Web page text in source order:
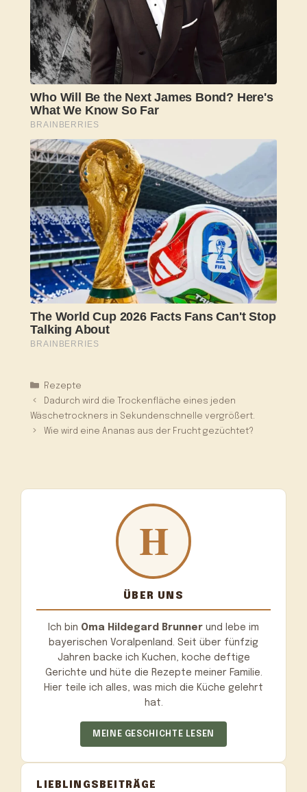
Kategorien
Rezepte
Dadurch wird die Trockenfläche eines jeden
Wäschetrockners in Sekundenschnelle vergrößert.
Wie wird eine Ananas aus der Frucht gezüchtet?
ÜBER UNS
Ich bin Oma Hildegard Brunner und lebe im
bayerischen Voralpenland. Seit über fünfzig
Jahren backe ich Kuchen, koche deftige
Gerichte und hüte die Rezepte meiner Familie.
Hier teile ich alles, was mich die Küche gelehrt
hat.
MEINE GESCHICHTE LESEN
LIEBLINGSBEITRÄGE